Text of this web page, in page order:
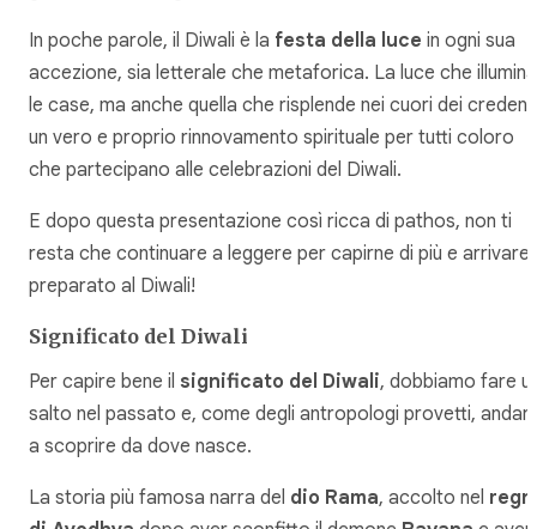
In poche parole, il Diwali è la festa della luce in ogni sua
accezione, sia letterale che metaforica. La luce che illumina
le case, ma anche quella che risplende nei cuori dei
un vero e proprio rinnovamento spirituale per tutti coloro
che partecipano alle celebrazioni del Diwali.
E dopo questa presentazione così ricca di pathos, non ti
resta che continuare a leggere per capirne di più e arrivare
preparato al Diwali!
Significato del Diwali
Per capire bene il significato del Diwali, dobbiamo fare
salto nel passato e, come degli antropologi provetti,
a scoprire da dove nasce.
La storia più famosa narra del dio Rama, accolto nel